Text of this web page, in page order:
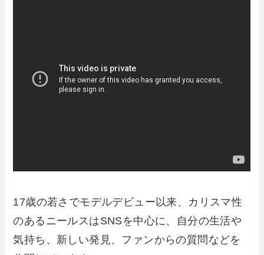
17歳の若さでモデルデビュー以来、カリスマ性
のあるニールスはSNSを中心に、自分の生活や
気持ち、新しい発見、ファンからの質問などを